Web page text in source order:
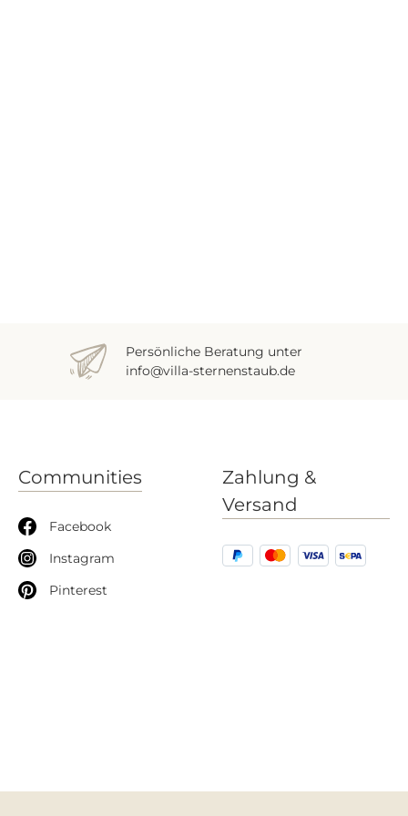
Persönliche Beratung unter
info@villa-sternenstaub.de
Communities
Facebook
Instagram
Pinterest
Zahlung &
Versand